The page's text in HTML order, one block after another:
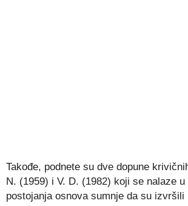
Takođe, podnete su dve dopune
N. (1959) i V. D. (1982) koji se nalaze
postojanja osnova sumnje da su